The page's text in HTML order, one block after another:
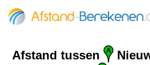
Afstand tussen